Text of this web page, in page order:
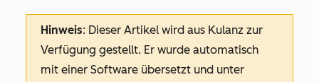
Hinweis: Dieser Artikel wird aus Kulanz zur
Verfügung gestellt. Er wurde automatisch
mit einer Software übersetzt und unter